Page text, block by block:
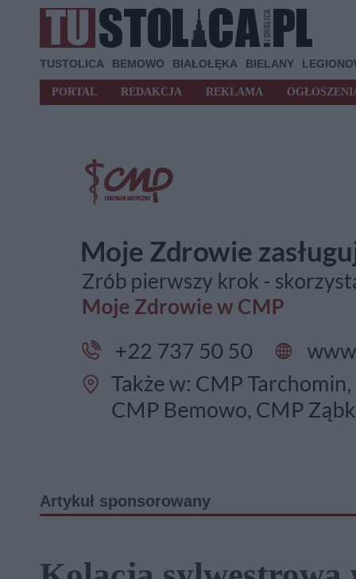
TUSTOLICA BEMOWO BIAŁOŁĘKA BIELANY
PORTAL REDAKCJA REKLAMA
Artykuł sponsorowany